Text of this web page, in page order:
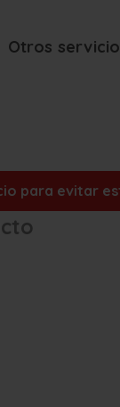
Otros
para evitar